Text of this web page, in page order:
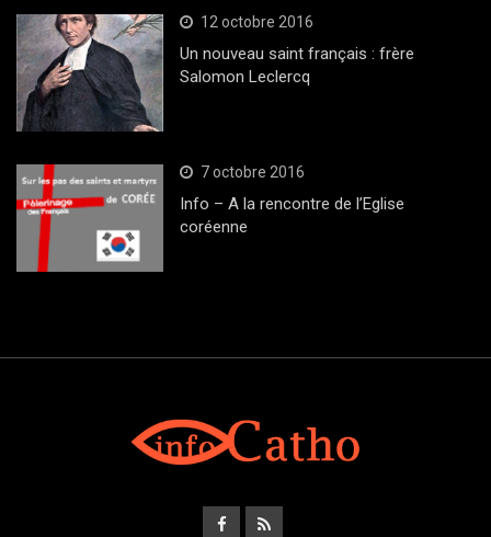
12 octobre 2016
Un nouveau saint français : frère
Salomon Leclercq
7 octobre 2016
Info – A la rencontre de l’Eglise
coréenne